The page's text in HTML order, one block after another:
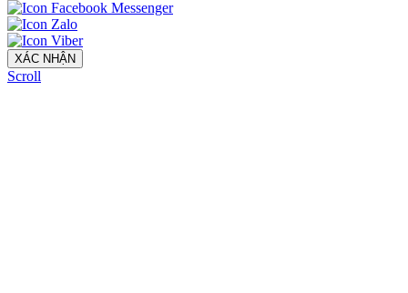
XÁC NHẬN
Scroll